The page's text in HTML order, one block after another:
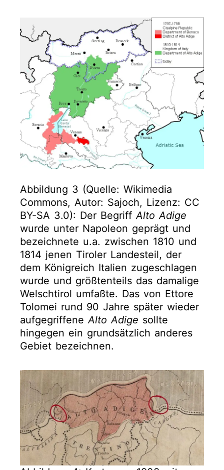
Abbildung 3 (Quelle: Wikimedia
Commons, Autor: Sajoch, Lizenz: CC
BY-SA 3.0): Der BegriffAlto Adige
wurde unter Napoleon geprägt und
bezeichnete u.a. zwischen 1810 und
1814 jenen Tiroler Landesteil, der
dem Königreich Italien zugeschlagen
wurde und größtenteils das damalige
Welschtirol umfaßte. Das von Ettore
Tolomei rund 90 Jahre später wieder
aufgegriffeneAlto Adige sollte
hingegen ein grundsätzlich anderes
Gebiet bezeichnen.